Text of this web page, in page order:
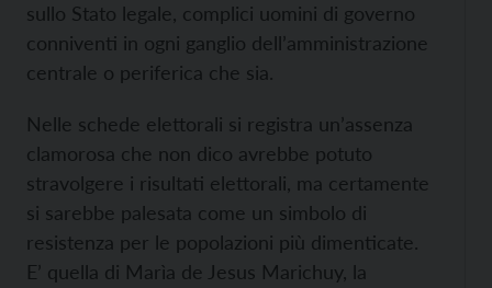
sullo Stato legale, complici uomini di governo
conniventi in ogni ganglio dell’amministrazione
centrale o periferica che sia.
Nelle schede elettorali si registra un’assenza
clamorosa che non dico avrebbe potuto
stravolgere i risultati elettorali, ma certamente
si sarebbe palesata come un simbolo di
resistenza per le popolazioni più dimenticate.
E’ quella di Marìa de Jesus Marichuy, la